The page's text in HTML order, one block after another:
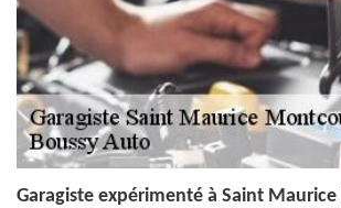
Garagiste expérimenté à Saint